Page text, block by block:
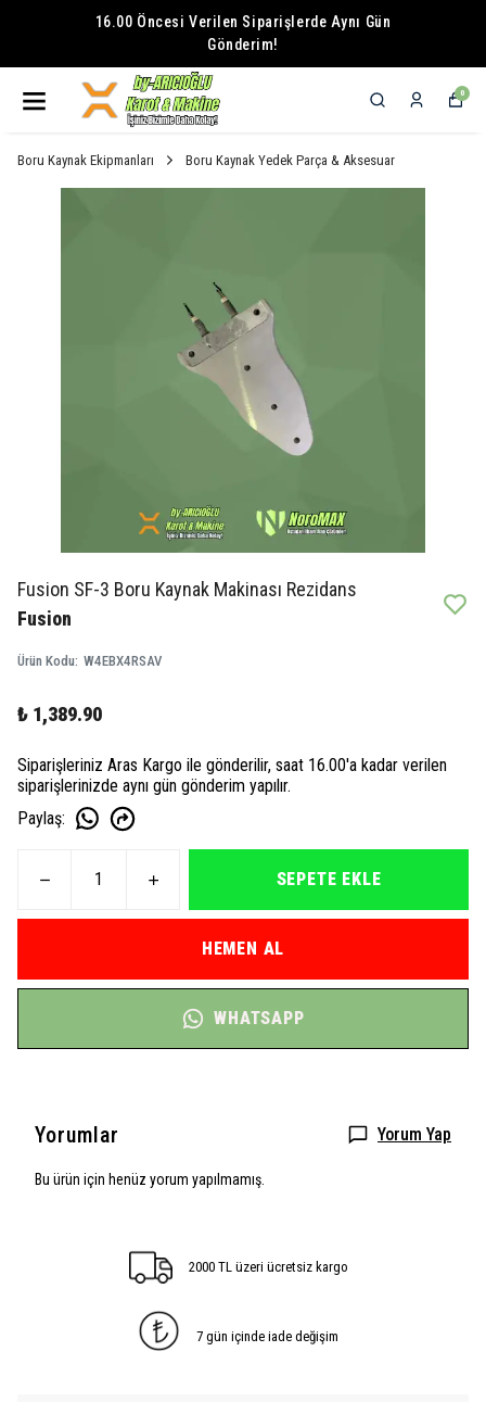
16.00 Öncesi Verilen Siparişlerde Aynı Gün
Gönderim!
0
Boru Kaynak Ekipmanları Boru Kaynak Yedek Parça & Aksesuar
Fusion SF-3 Boru Kaynak Makinası Rezidans
Fusion
Ürün Kodu: W4EBX4RSAV
₺ 1,389.90
Siparişleriniz Aras Kargo ile gönderilir, saat 16.00'a kadar verilen
siparişlerinizde aynı gün gönderim yapılır.
Paylaş:
SEPETE EKLE
HEMEN AL
WHATSAPP
Yorumlar Yorum Yap
Bu ürün için henüz yorum yapılmamış.
2000 TL üzeri ücretsiz kargo
7 gün içinde iade değişim